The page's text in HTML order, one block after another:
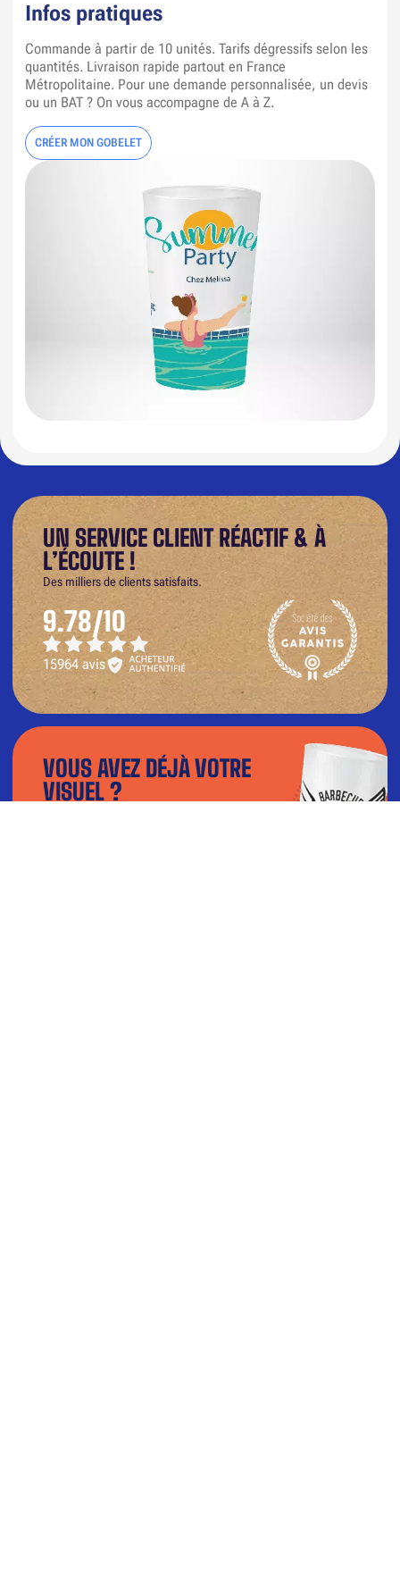
Infos pratiques
Commande à partir de 10 unités. Tarifs dégressifs selon les
quantités. Livraison rapide partout en France
Métropolitaine. Pour une demande personnalisée, un devis
ou un BAT ? On vous accompagne de A à Z.
CRÉER MON GOBELET
UN SERVICE CLIENT RÉACTIF & À
L’ÉCOUTE !
Des milliers de clients satisfaits.
9.78/10
15964 avis
VOUS AVEZ DÉJÀ VOTRE
VISUEL ?